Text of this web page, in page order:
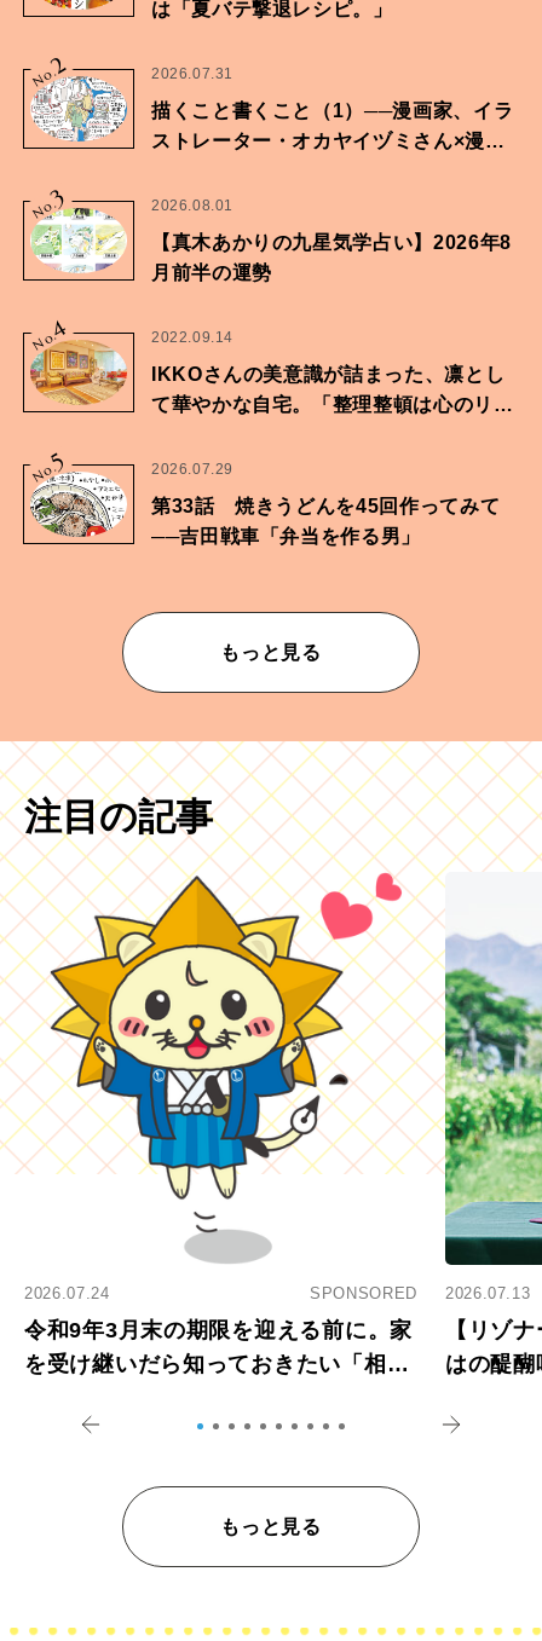
は「夏バテ撃退レシピ。」
No.2 2026.07.31
描くこと書くこと（1）──漫画家、イラ
ストレーター・オカヤイヅミさん×漫画
No.
3 2026.08.01
【真木あかりの九星気学占い】2026年8
月前半の運勢
No.
4 2022.09.14
IKKOさんの美意識が詰まった、凛とし
て華やかな自宅。「整理整頓は心のリズ
No.
5 2026.07.29
第33話 焼きうどんを45回作ってみて
──吉田戦車「弁当を作る男」
もっと見る
注目の記事
2026.07.24 SPONSORED
令和9年3月末の期限を迎える前に。家
を受け継いだら知っておきたい「相続
2026.07.13
【リゾ
はの醍
もっと見る